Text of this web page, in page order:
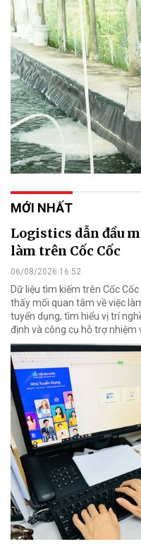
MỚI NHẤT
Logistics dẫn đầu
làm trên Cốc Cốc
06/08/2026 16:52
Dữ liệu tìm kiếm trên Cốc
thấy mối quan tâm về việc
tuyển dụng, tìm hiểu vị trí
định và công cụ hỗ trợ nhiệm